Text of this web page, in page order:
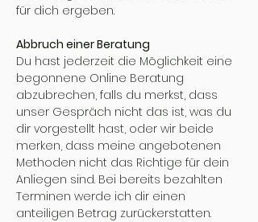
für dich ergeben.
Abbruch einer Beratung
Du hast jederzeit die Möglichkeit eine
begonnene Online Beratung
abzubrechen, falls du merkst, dass
unser Gespräch nicht das ist, was du
dir vorgestellt hast, oder wir beide
merken, dass meine angebotenen
Methoden nicht das Richtige für dein
Anliegen sind. Bei bereits bezahlten
Terminen werde ich dir einen
anteiligen Betrag zurückerstatten.